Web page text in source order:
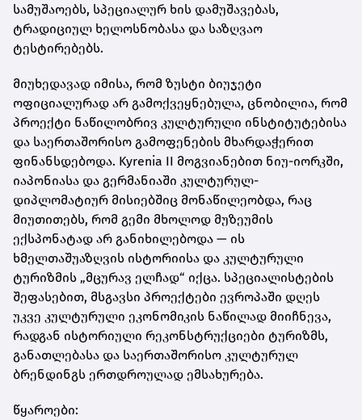
სამუშაოებს, სპეციალურ ხის დამუშავებას,
ტრადიციულ ხელოსნობასა და საზღვაო
ტესტირებებს.
მიუხედავად იმისა, რომ ზუსტი ბიუჯეტი
ოფიციალურად არ გამოქვეყნებულა, ცნობილია, რომ
პროექტი ნაწილობრივ კულტურული ინსტიტუტებისა
და საერთაშორისო გამოფენების მხარდაჭერით
ფინანსდებოდა. Kyrenia II მოგვიანებით ნიუ-იორკში,
იაპონიასა და გერმანიაში კულტურულ-
დიპლომატიურ მისიებშიც მონაწილეობდა, რაც
მიუთითებს, რომ გემი მხოლოდ მუზეუმის
ექსპონატად არ განიხილებოდა — ის
ხმელთაშუაზღვის ისტორიისა და კულტურული
ტურიზმის „მცურავ ელჩად“ იქცა. სპეციალისტების
შეფასებით, მსგავსი პროექტები ევროპაში დღეს
უკვე კულტურული ეკონომიკის ნაწილად მიიჩნევა,
რადგან ისტორიული რეკონსტრუქციები ტურიზმს,
განათლებასა და საერთაშორისო კულტურულ
ბრენდინგს ერთდროულად ემსახურება.
წყაროები: